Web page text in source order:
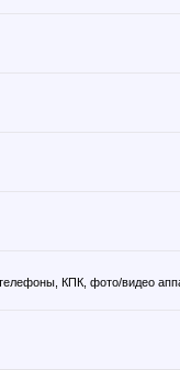
КПК, фото/видео